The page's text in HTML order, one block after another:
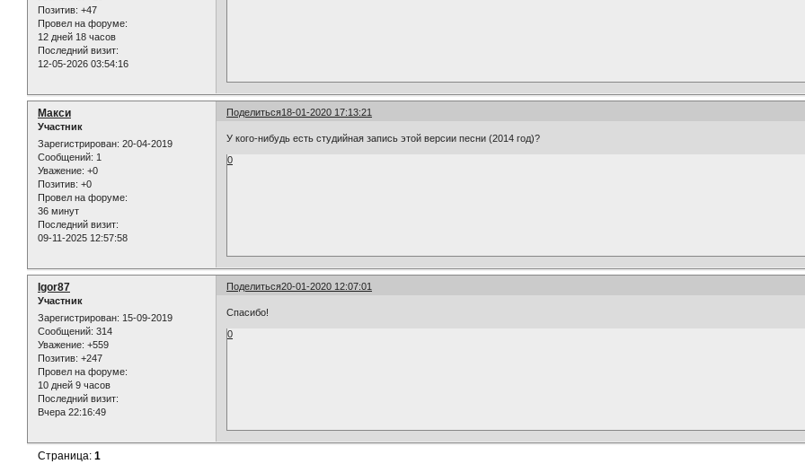
Позитив: +47
Провел на форуме:
12 дней 18 часов
Последний визит:
12-05-2026 03:54:16
Поделиться18-01-2020 17:13:21
Макси
Участник
Зарегистрирован: 20-04-2019
Сообщений: 1
Уважение: +0
Позитив: +0
Провел на форуме:
36 минут
Последний визит:
09-11-2025 12:57:58
У кого-нибудь есть студийная запись этой версии песни (2014 год)?
0
Поделиться20-01-2020 12:07:01
Igor87
Участник
Зарегистрирован: 15-09-2019
Сообщений: 314
Уважение: +559
Позитив: +247
Провел на форуме:
10 дней 9 часов
Последний визит:
Вчера 22:16:49
Спасибо!
0
Страница:1